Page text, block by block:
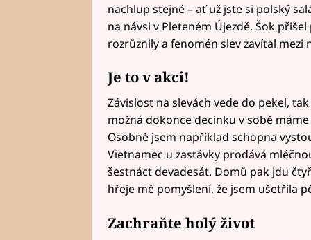
nachlup stejné – ať už jste si polský
na návsi v Pleteném Újezdě. Šok
rozrůznily a fenomén slev zavítal mezi
Je to v akci!
Závislost na slevách vede do pekel,
možná dokonce decinku v sobě
Osobně jsem například schopna
Vietnamec u zastávky prodává
šestnáct devadesát. Domů pak jdu
hřeje mě pomyšlení, že jsem ušetřila
Zachraňte holý život